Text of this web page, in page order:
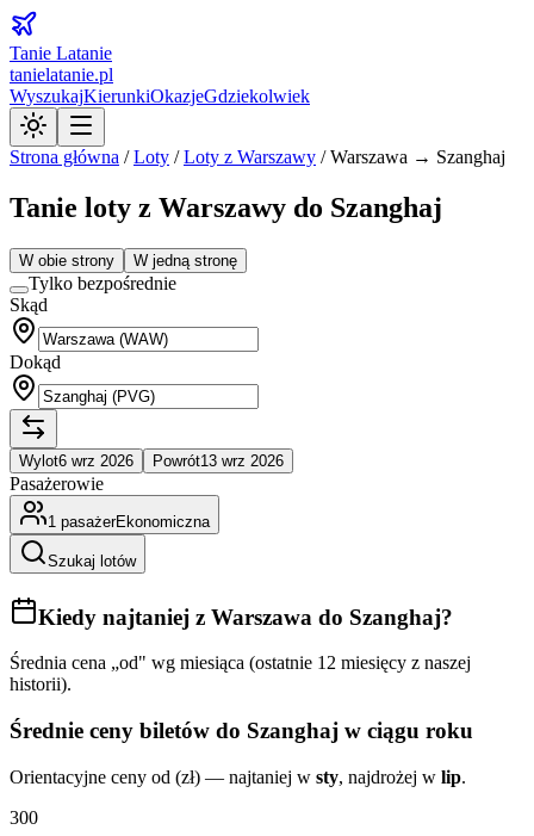
Tanie Latanie
tanielatanie.pl
WyszukajKierunkiOkazjeGdziekolwiek
Strona główna /Loty /Loty z Warszawy /Warszawa → Szanghaj
Tanie loty z Warszawy do Szanghaj
W obie strony W jedną stronę
Tylko bezpośrednie
Skąd
Dokąd
Wylot6 wrz 2026 Powrót13 wrz 2026
Pasażerowie
1 pasażerEkonomiczna
Szukaj lotów
Kiedy najtaniej z Warszawa do Szanghaj?
Średnia cena „od" wg miesiąca (ostatnie 12 miesięcy z naszej
historii).
Średnie ceny biletów do Szanghaj w ciągu roku
Orientacyjne ceny od (zł) — najtaniej w sty, najdrożej w lip.
300